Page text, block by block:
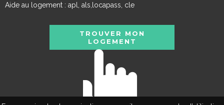
Aide au logement : apl, als,locapass, cle
TROUVER MON
LOGEMENT